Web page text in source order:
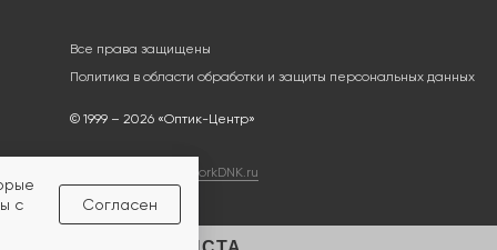
Все права защищены
Политика в области обработки и защиты персональных данных
© 1999 – 2026 «Оптик-Центр»
workDNK.ru
с
Согласен